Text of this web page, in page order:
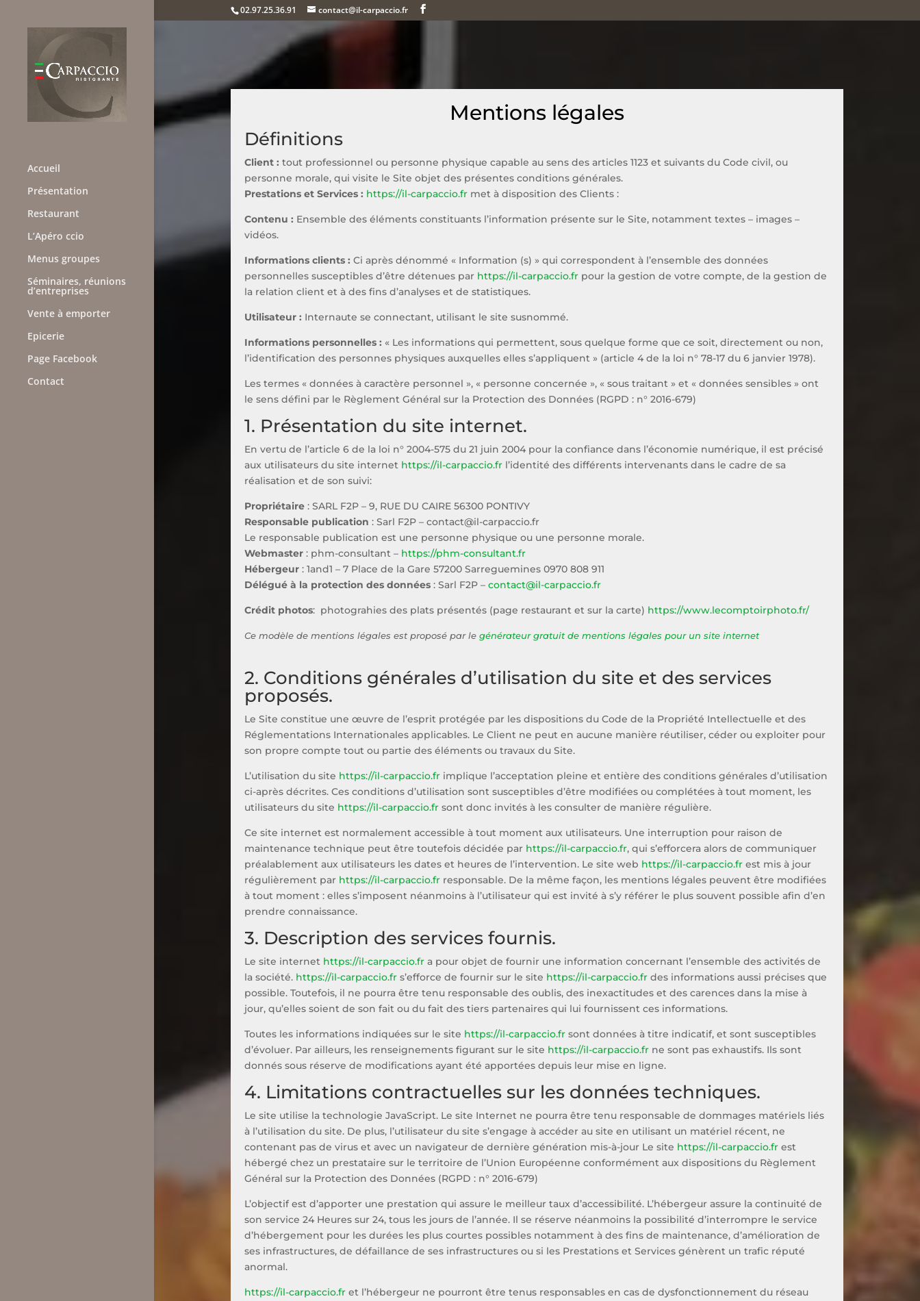
02.97.25.36.91 contact@il-carpaccio.fr
Accueil
Présentation
Restaurant
L’Apéro ccio
Menus groupes
Séminaires, réunions
d’entreprises
Vente à emporter
Epicerie
Page Facebook
Contact
Mentions légales
Définitions
Client : tout professionnel ou personne physique capable au sens des articles 1123 et suivants du Code civil, ou
personne morale, qui visite le Site objet des présentes conditions générales.
Prestations et Services : https://il-carpaccio.frmet à disposition des Clients :
Contenu : Ensemble des éléments constituants l’information présente sur le Site, notamment textes – images –
vidéos.
Informations clients : Ci après dénommé « Information (s) » qui correspondent à l’ensemble des données
personnelles susceptibles d’être détenues par https://il-carpaccio.frpour la gestion de votre compte, de la gestion de
la relation client et à des fins d’analyses et de statistiques.
Utilisateur : Internaute se connectant, utilisant le site susnommé.
Informations personnelles : « Les informations qui permettent, sous quelque forme que ce soit, directement ou non,
l’identification des personnes physiques auxquelles elles s’appliquent » (article 4 de la loi n° 78-17 du 6 janvier 1978).
Les termes « données à caractère personnel », « personne concernée », « sous traitant » et « données sensibles » ont
le sens défini par le Règlement Général sur la Protection des Données (RGPD : n° 2016-679)
1. Présentation du site internet.
En vertu de l’article 6 de la loi n° 2004-575 du 21 juin 2004 pour la confiance dans l’économie numérique, il est précisé
aux utilisateurs du site internet https://il-carpaccio.frl’identité des différents intervenants dans le cadre de sa
réalisation et de son suivi:
Propriétaire: SARL F2P – 9, RUE DU CAIRE 56300 PONTIVY
Responsable publication : Sarl F2P – contact@il-carpaccio.fr
Le responsable publication est une personne physique ou une personne morale.
Webmaster: phm-consultant – https://phm-consultant.fr
Hébergeur: 1and1 – 7 Place de la Gare 57200 Sarreguemines 0970 808 911
Délégué à la protection des données: Sarl F2P – contact@il-carpaccio.fr
Crédit photos: photograhies des plats présentés (page restaurant et sur la carte) https://www.lecomptoirphoto.fr/
Ce modèle de mentions légales est proposé par le générateur gratuit de mentions légales pour un site internet
2. Conditions générales d’utilisation du site et des services
proposés.
Le Site constitue une œuvre de l’esprit protégée par les dispositions du Code de la Propriété Intellectuelle et des
Réglementations Internationales applicables. Le Client ne peut en aucune manière réutiliser, céder ou exploiter pour
son propre compte tout ou partie des éléments ou travaux du Site.
L’utilisation du site https://il-carpaccio.frimplique l’acceptation pleine et entière des conditions générales d’utilisation
ci-après décrites. Ces conditions d’utilisation sont susceptibles d’être modifiées ou complétées à tout moment, les
utilisateurs du site https://il-carpaccio.frsont donc invités à les consulter de manière régulière.
Ce site internet est normalement accessible à tout moment aux utilisateurs. Une interruption pour raison de
maintenance technique peut être toutefois décidée par https://il-carpaccio.fr, qui s’efforcera alors de communiquer
préalablement aux utilisateurs les dates et heures de l’intervention. Le site web https://il-carpaccio.frest mis à jour
régulièrement par https://il-carpaccio.frresponsable. De la même façon, les mentions légales peuvent être modifiées
à tout moment : elles s’imposent néanmoins à l’utilisateur qui est invité à s’y référer le plus souvent possible afin d’en
prendre connaissance.
3. Description des services fournis.
Le site internet https://il-carpaccio.fra pour objet de fournir une information concernant l’ensemble des activités de
la société. https://il-carpaccio.frs’efforce de fournir sur le site https://il-carpaccio.frdes informations aussi précises que
possible. Toutefois, il ne pourra être tenu responsable des oublis, des inexactitudes et des carences dans la mise à
jour, qu’elles soient de son fait ou du fait des tiers partenaires qui lui fournissent ces informations.
Toutes les informations indiquées sur le site https://il-carpaccio.frsont données à titre indicatif, et sont susceptibles
d’évoluer. Par ailleurs, les renseignements figurant sur le site https://il-carpaccio.frne sont pas exhaustifs. Ils sont
donnés sous réserve de modifications ayant été apportées depuis leur mise en ligne.
4. Limitations contractuelles sur les données techniques.
Le site utilise la technologie JavaScript. Le site Internet ne pourra être tenu responsable de dommages matériels liés
à l’utilisation du site. De plus, l’utilisateur du site s’engage à accéder au site en utilisant un matériel récent, ne
contenant pas de virus et avec un navigateur de dernière génération mis-à-jour Le site https://il-carpaccio.frest
hébergé chez un prestataire sur le territoire de l’Union Européenne conformément aux dispositions du Règlement
Général sur la Protection des Données (RGPD : n° 2016-679)
L’objectif est d’apporter une prestation qui assure le meilleur taux d’accessibilité. L’hébergeur assure la continuité de
son service 24 Heures sur 24, tous les jours de l’année. Il se réserve néanmoins la possibilité d’interrompre le service
d’hébergement pour les durées les plus courtes possibles notamment à des fins de maintenance, d’amélioration de
ses infrastructures, de défaillance de ses infrastructures ou si les Prestations et Services génèrent un trafic réputé
anormal.
https://il-carpaccio.fret l’hébergeur ne pourront être tenus responsables en cas de dysfonctionnement du réseau